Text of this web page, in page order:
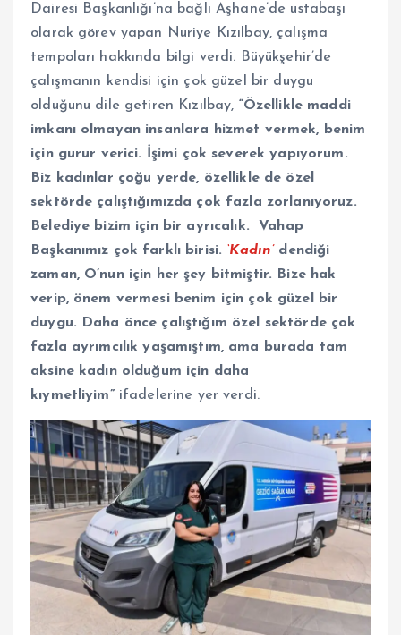
Dairesi Başkanlığı’na bağlı Aşhane’de ustabaşı
olarak görev yapan Nuriye Kızılbay, çalışma
tempoları hakkında bilgi verdi. Büyükşehir’de
çalışmanın kendisi için çok güzel bir duygu
olduğunu dile getiren Kızılbay, “Özellikle maddi
imkanı olmayan insanlara hizmet vermek, benim
için gurur verici. İşimi çok severek yapıyorum.
Biz kadınlar çoğu yerde, özellikle de özel
sektörde çalıştığımızda çok fazla zorlanıyoruz.
Belediye bizim için bir ayrıcalık. Vahap
Başkanımız çok farklı birisi. ‘Kadın’dendiği
zaman, O’nun için her şey bitmiştir. Bize hak
verip, önem vermesi benim için çok güzel bir
duygu. Daha önce çalıştığım özel sektörde çok
fazla ayrımcılık yaşamıştım, ama burada tam
aksine kadın olduğum için daha
kıymetliyim” ifadelerine yer verdi.